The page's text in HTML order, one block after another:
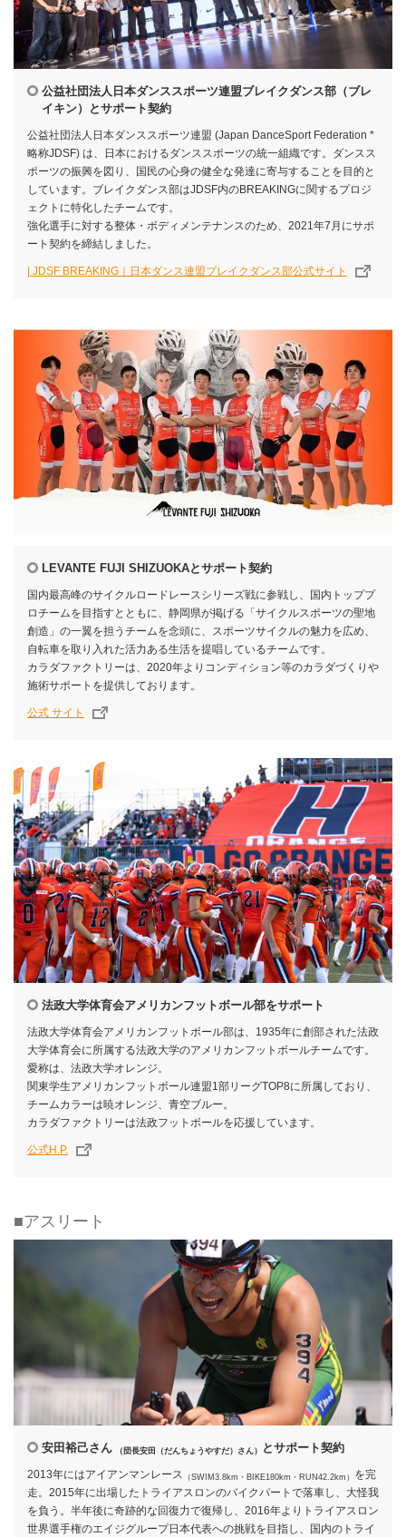
公益社団法人日本ダンススポーツ連盟ブレイクダンス部（ブレ
イキン）とサポート契約
公益社団法人日本ダンススポーツ連盟 (Japan DanceSport Federation *
略称JDSF) は、日本におけるダンススポーツの統一組織です。ダンスス
ポーツの振興を図り、国民の心身の健全な発達に寄与することを目的と
しています。ブレイクダンス部はJDSF内のBREAKINGに関するプロジ
ェクトに特化したチームです。
強化選手に対する整体・ボディメンテナンスのため、2021年7月にサポ
ート契約を締結しました。
| JDSF BREAKING｜日本ダンス連盟ブレイクダンス部公式サイト
LEVANTE FUJI SHIZUOKAとサポート契約
国内最高峰のサイクルロードレースシリーズ戦に参戦し、国内トッププ
ロチームを目指すとともに、静岡県が掲げる「サイクルスポーツの聖地
創造」の一翼を担うチームを念頭に、スポーツサイクルの魅力を広め、
自転車を取り入れた活力ある生活を提唱しているチームです。
カラダファクトリーは、2020年よりコンディション等のカラダづくりや
施術サポートを提供しております。
公式 サイト
法政大学体育会アメリカンフットボール部をサポート
法政大学体育会アメリカンフットボール部は、1935年に創部された法政
大学体育会に所属する法政大学のアメリカンフットボールチームです。
愛称は、法政大学オレンジ。
関東学生アメリカンフットボール連盟1部リーグTOP8に所属しており、
チームカラーは暁オレンジ、青空ブルー。
カラダファクトリーは法政フットボールを応援しています。
公式H.P.
■アスリート
安田裕己さん （団長安田（だんちょうやすだ）さん） とサポート契約
2013年にはアイアンマンレース （SWIM3.8km・BIKE180km・RUN42.2km） を完
走。2015年に出場したトライアスロンのバイクパートで落車し、大怪我
を負う。半年後に奇跡的な回復力で復帰し、2016年よりトライアスロン
世界選手権のエイジグループ日本代表への挑戦を目指し、国内のトライ